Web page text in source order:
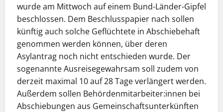
wurde am Mittwoch auf einem Bund-Länder-Gipfel
beschlossen. Dem Beschlusspapier nach sollen
künftig auch solche Geflüchtete in Abschiebehaft
genommen werden können, über deren
Asylantrag noch nicht entschieden wurde. Der
sogenannte Ausreisegewahrsam soll zudem von
derzeit maximal 10 auf 28 Tage verlängert werden.
Außerdem sollen Behördenmitarbeiter:innen bei
Abschiebungen aus Gemeinschaftsunterkünften